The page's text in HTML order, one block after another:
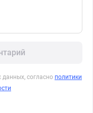
данных, согласно политики